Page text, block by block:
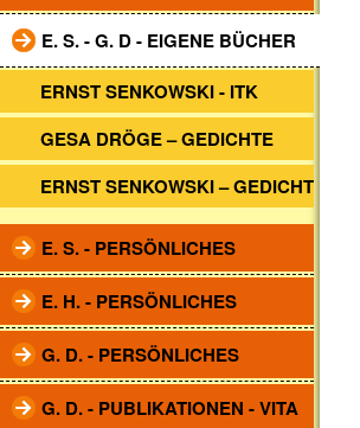
E. S. - G. D - EIGENE BÜCHER
ERNST SENKOWSKI - ITK
GESA DRÖGE – GEDICHTE
ERNST SENKOWSKI – GEDICHTE
E. S. - PERSÖNLICHES
E. H. - PERSÖNLICHES
G. D. - PERSÖNLICHES
G. D. - PUBLIKATIONEN - VITA